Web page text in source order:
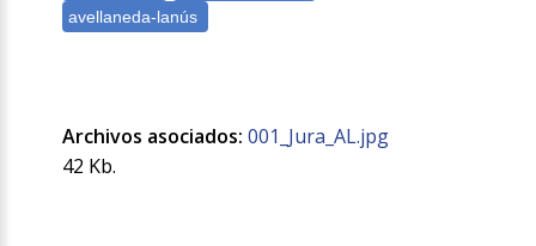
Archivos asociados: 001_Jura_AL.jpg
42 Kb.